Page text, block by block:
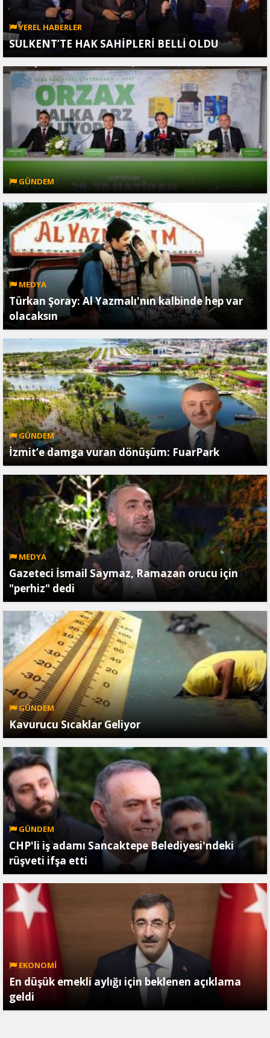
YEREL HABERLER
SULKENT’TE HAK SAHİPLERİ BELLİ OLDU
GÜNDEM
MEDYA
Türkan Şoray: Al Yazmalı'nın kalbinde hep var
olacaksın
GÜNDEM
İzmit’e damga vuran dönüşüm: FuarPark
MEDYA
Gazeteci İsmail Saymaz, Ramazan orucu için
"perhiz" dedi
GÜNDEM
Kavurucu Sıcaklar Geliyor
GÜNDEM
CHP'li iş adamı Sancaktepe Belediyesi'ndeki
rüşveti ifşa etti
EKONOMİ
En düşük emekli aylığı için beklenen açıklama
geldi